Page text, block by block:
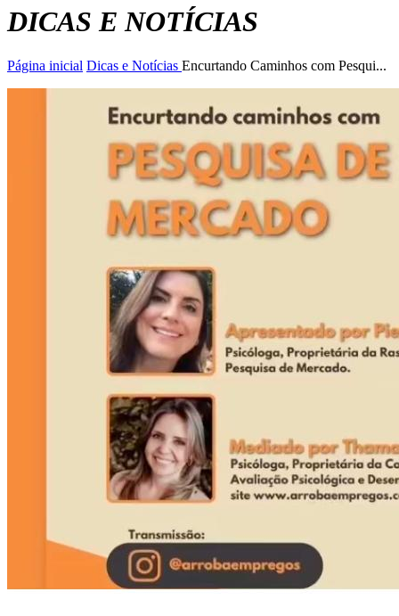
DICAS E NOTÍCIAS
Página inicial Dicas e Notícias Encurtando Caminhos com Pesqui...